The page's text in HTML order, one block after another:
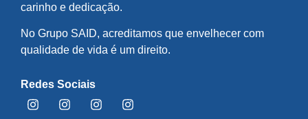
carinho e dedicação.
No Grupo SAID, acreditamos que envelhecer com
qualidade de vida é um direito.
Redes Sociais